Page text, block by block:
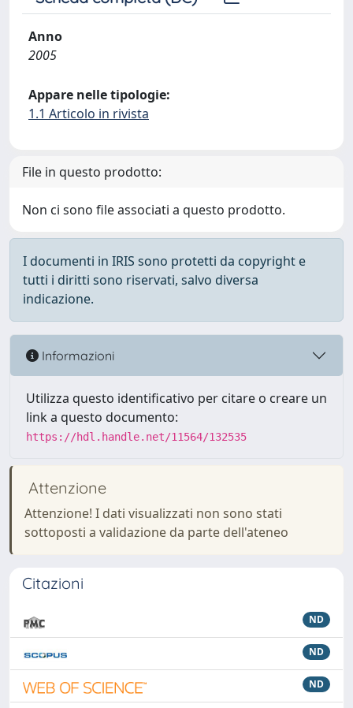
Anno
2005
Appare nelle tipologie:
1.1 Articolo in rivista
File in questo prodotto:
Non ci sono file associati a questo prodotto.
I documenti in IRIS sono protetti da copyright e
tutti i diritti sono riservati, salvo diversa
indicazione.
Informazioni
Utilizza questo identificativo per citare o creare un
link a questo documento:
https://hdl.handle.net/11564/132535
Attenzione
Attenzione! I dati visualizzati non sono stati
sottoposti a validazione da parte dell'ateneo
Citazioni
ND
ND
ND